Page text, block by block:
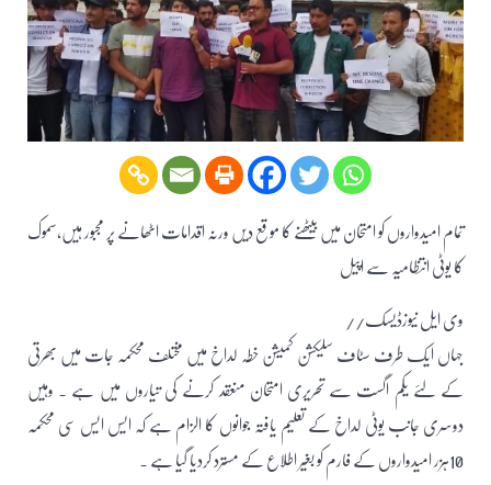
تمام امیدواروں کو امتحان میں بیٹھنے کا موقع دیں ورنہ اقدامات اٹھانے پر مجبور ہیں،سموک
کا یوٹی انتظامیہ سے اپیل
وی ایل نیوزڈیسک//
جہاں ایک طرف سٹاف سلیکشن کمیشن خطہ لداخ میں مختلف محکمہ جات میں بھرتی
کے لئے یکم اگست سے تحریری امتحان منعقد کرنے کی تیاروں میں ہے ۔ وہیں
دوسری جانب یوٹی لداخ کے تعلیم یافتہ جوانوں کا الزام ہے کہ ایس ایس سی محکمہ
10ہزر امیدواروں کے فارم کو بغیر اطلاع کے مسترد کردیا گیا ہے ۔